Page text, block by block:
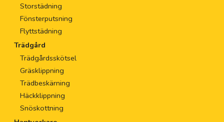
Storstädning
Fönsterputsning
Flyttstädning
Trädgård
Trädgårdsskötsel
Gräsklippning
Trädbeskärning
Häckklippning
Snöskottning